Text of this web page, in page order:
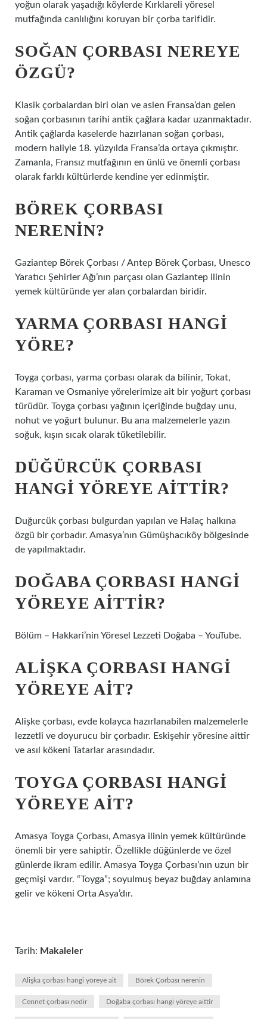
yoğun olarak yaşadığı köylerde Kırklareli yöresel
mutfağında canlılığını koruyan bir çorba tarifidir.
SOĞAN ÇORBASI NEREYE
ÖZGÜ?
Klasik çorbalardan biri olan ve aslen Fransa’dan gelen
soğan çorbasının tarihi antik çağlara kadar uzanmaktadır.
Antik çağlarda kaselerde hazırlanan soğan çorbası,
modern haliyle 18. yüzyılda Fransa’da ortaya çıkmıştır.
Zamanla, Fransız mutfağının en ünlü ve önemli çorbası
olarak farklı kültürlerde kendine yer edinmiştir.
BÖREK ÇORBASI
NERENIN?
Gaziantep Börek Çorbası / Antep Börek Çorbası, Unesco
Yaratıcı Şehirler Ağı’nın parçası olan Gaziantep ilinin
yemek kültüründe yer alan çorbalardan biridir.
YARMA ÇORBASI HANGI
YÖRE?
Toyga çorbası, yarma çorbası olarak da bilinir, Tokat,
Karaman ve Osmaniye yörelerimize ait bir yoğurt çorbası
türüdür. Toyga çorbası yağının içeriğinde buğday unu,
nohut ve yoğurt bulunur. Bu ana malzemelerle yazın
soğuk, kışın sıcak olarak tüketilebilir.
DÜĞÜRCÜK ÇORBASI
HANGI YÖREYE AITTIR?
Duğurcük çorbası bulgurdan yapılan ve Halaç halkına
özgü bir çorbadır. Amasya’nın Gümüşhacıköy bölgesinde
de yapılmaktadır.
DOĞABA ÇORBASI HANGI
YÖREYE AITTIR?
Bölüm – Hakkari’nin Yöresel Lezzeti Doğaba – YouTube.
ALIŞKA ÇORBASI HANGI
YÖREYE AIT?
Alişke çorbası, evde kolayca hazırlanabilen malzemelerle
lezzetli ve doyurucu bir çorbadır. Eskişehir yöresine aittir
ve asıl kökeni Tatarlar arasındadır.
TOYGA ÇORBASI HANGI
YÖREYE AIT?
Amasya Toyga Çorbası, Amasya ilinin yemek kültüründe
önemli bir yere sahiptir. Özellikle düğünlerde ve özel
günlerde ikram edilir. Amasya Toyga Çorbası’nın uzun bir
geçmişi vardır. “Toyga”; soyulmuş beyaz buğday anlamına
gelir ve kökeni Orta Asya’dır.
Tarih: Makaleler
Alişka çorbası hangi yöreye ait Börek Çorbası nerenin
Cennet çorbası nedir Doğaba çorbası hangi yöreye aittir